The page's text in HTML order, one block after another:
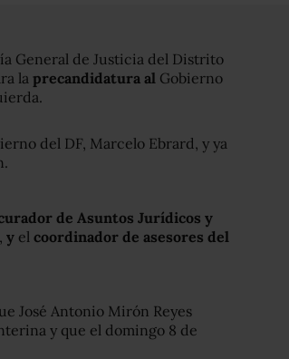
General de Justicia del Distrito
la precandidatura al Gobierno
del DF, Marcelo Ebrard, y ya
de Asuntos Jurídicos y
, y el coordinador de asesores del
José Antonio Mirón Reyes
y que el domingo 8 de